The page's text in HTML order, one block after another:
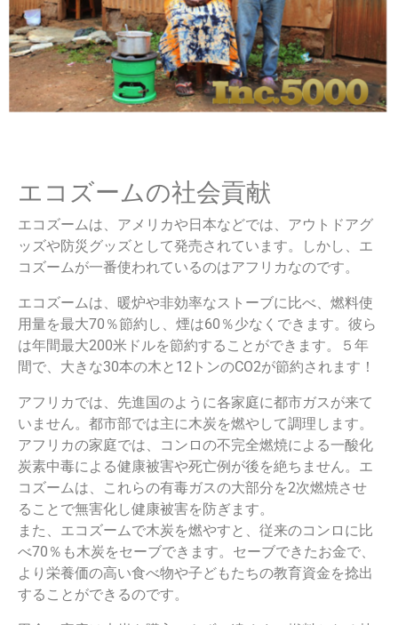
エコズームの社会貢献
エコズームは、アメリカや日本などでは、アウトドアグ
ッズや防災グッズとして発売されています。しかし、エ
コズームが一番使われているのはアフリカなのです。
エコズームは、暖炉や非効率なストーブに比べ、燃料使
用量を最大70％節約し、煙は60％少なくできます。 彼ら
は年間最大200米ドルを節約することができます。５年
間で、大きな30本の木と12トンのCO2が節約されます！
アフリカでは、先進国のように各家庭に都市ガスが来て
いません。都市部では主に木炭を燃やして調理します。
アフリカの家庭では、コンロの不完全燃焼による一酸化
炭素中毒による健康被害や死亡例が後を絶ちません。エ
コズームは、これらの有毒ガスの大部分を2次燃焼させ
ることで無害化し健康被害を防ぎます。
また、エコズームで木炭を燃やすと、従来のコンロに比
べ70％も木炭をセーブできます。セーブできたお金で、
より栄養価の高い食べ物や子どもたちの教育資金を捻出
することができるのです。